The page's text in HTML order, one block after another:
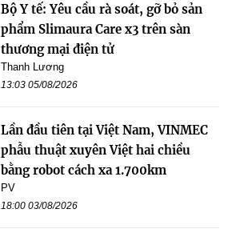
Bộ Y tế: Yêu cầu rà soát, gỡ bỏ sản
phẩm Slimaura Care x3 trên sàn
thương mại điện tử
Thanh Lương
13:03 05/08/2026
Lần đầu tiên tại Việt Nam, VINMEC
phẫu thuật xuyên Việt hai chiều
bằng robot cách xa 1.700km
PV
18:00 03/08/2026